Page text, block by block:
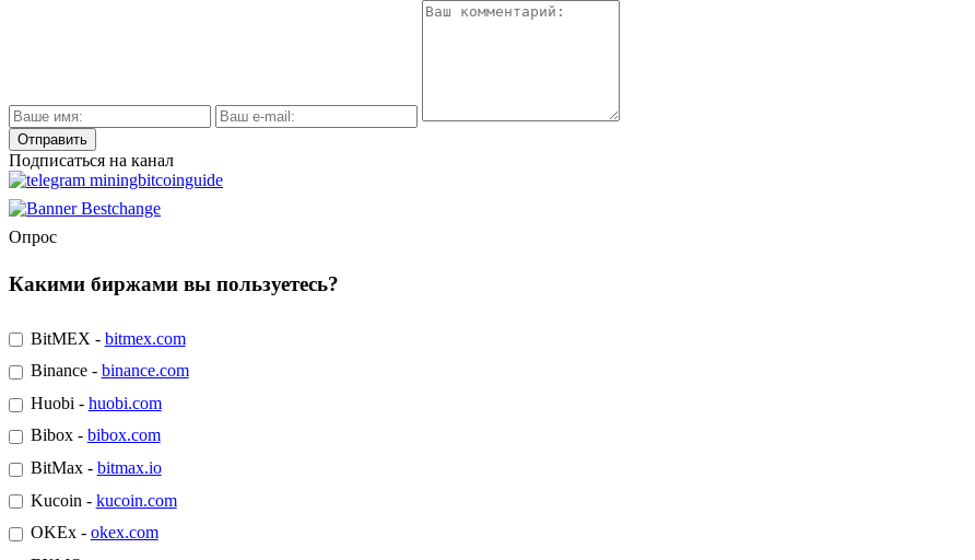
Подписаться на канал
Опрос
Какими биржами вы пользуетесь?
BitMEX - bitmex.com
Binance - binance.com
Huobi - huobi.com
Bibox - bibox.com
BitMax - bitmax.io
Kucoin - kucoin.com
OKEx - okex.com